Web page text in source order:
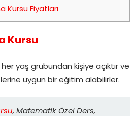
Kursu Fiyatları
Kursu
her yaş grubundan kişiye açıktır ve
uygun bir eğitim alabilirler.
, Matematik Özel Ders,